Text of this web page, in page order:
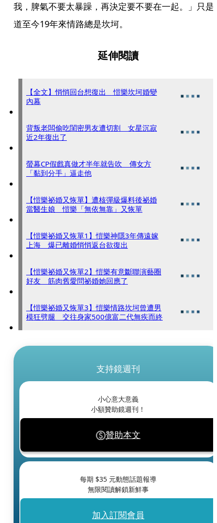
我，脾氣不要太暴躁，再決定要不要在一起。」只是
道至今19年來情路總是坎坷。
延伸閱讀
【全文】悄悄回台想復出 愷樂坎坷婚變
內幕
背叛老闆偷吃閨密男友遭切割 女星沉寂
近2年復出了
螢幕CP假戲真做才半年就告吹 傳女方
「黏到分手」逼走他
【愷樂祕婚又恢單】遭核彈級爆料後祕婚
當醫生娘 愷樂「無依無靠」又恢單
【愷樂祕婚又恢單1】愷樂神隱3年傳遠嫁
上海 爆已離婚悄悄返台欲復出
【愷樂祕婚又恢單2】愷樂有意斷聯演藝圈
好友 筋肉舊愛問祕婚她回應了
【愷樂祕婚又恢單3】愷樂情路坎坷曾遭男
模狂劈腿 交往身家500億富二代無疾而終
支持鏡週刊
小心意大意義
小額贊助鏡週刊！
贊助本文
每期 $35 元動態話題報導
無限閱讀解鎖新鮮事
加入訂閱會員